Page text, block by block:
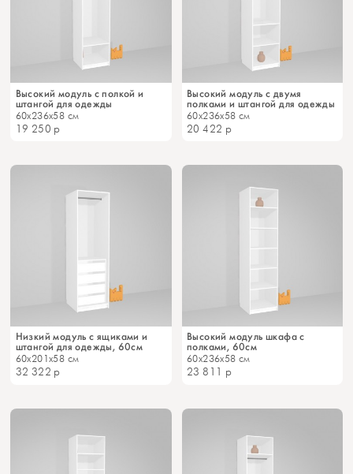
Высокий модуль с полкой и
штангой для одежды
60x236x58 см
19 250 р
Высокий модуль с двумя
полками и штангой для одежды
60x236x58 см
20 422 р
Низкий модуль с ящиками и
штангой для одежды, 60см
60x201x58 см
32 322 р
Высокий модуль шкафа с
полками, 60см
60x236x58 см
23 811 р